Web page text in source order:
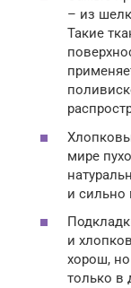
– из
Такие
мире
и сильно
и
хорош, но
только в